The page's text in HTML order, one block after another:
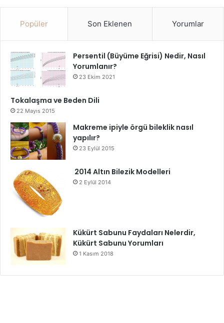
Popüler Son Eklenen Yorumlar
Persentil (Büyüme Eğrisi) Nedir, Nasıl
Yorumlanır?
23 Ekim 2021
Tokalaşma ve Beden Dili
22 Mayıs 2015
Makreme ipiyle örgü bileklik nasıl
yapılır?
23 Eylül 2015
2014 Altın Bilezik Modelleri
2 Eylül 2014
Kükürt Sabunu Faydaları Nelerdir,
Kükürt Sabunu Yorumları
1 Kasım 2018